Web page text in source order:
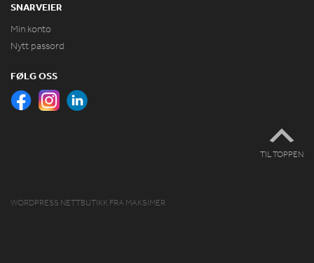
SNARVEIER
Min konto
Nytt passord
FØLG OSS
TIL TOPPEN
WORDPRESS NETTBUTIKK FRA MAKSIMER